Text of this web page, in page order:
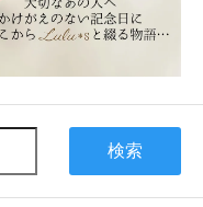
検索